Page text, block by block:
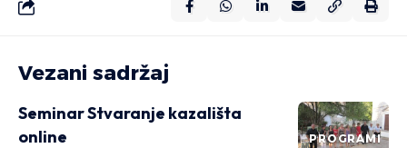
Vezani sadržaj
PROGRAMI
Seminar Stvaranje kazališta
online